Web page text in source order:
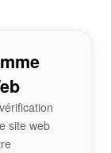
site web